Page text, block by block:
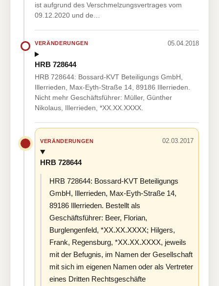
ist aufgrund des Verschmelzungsvertrages vom
09.12.2020 und de…
VERÄNDERUNGEN 05.04.2018
HRB 728644
HRB 728644: Bossard-KVT Beteiligungs GmbH,
Illerrieden, Max-Eyth-Straße 14, 89186 Illerrieden.
Nicht mehr Geschäftsführer: Müller, Günther
Nikolaus, Illerrieden, *XX.XX.XXXX.
VERÄNDERUNGEN 02.03.2017
HRB 728644
HRB 728644: Bossard-KVT Beteiligungs
GmbH, Illerrieden, Max-Eyth-Straße 14,
89186 Illerrieden. Bestellt als
Geschäftsführer: Beer, Florian,
Burglengenfeld, *XX.XX.XXXX; Hilgers,
Frank, Regensburg, *XX.XX.XXXX, jeweils
mit der Befugnis, im Namen der Gesellschaft
mit sich im eigenen Namen oder als Vertreter
eines Dritten Rechtsgeschäfte